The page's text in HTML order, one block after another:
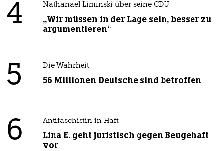
4 Nathanael Liminski über seine CDU
„Wir müssen in der Lage sein, besser zu
argumentieren“
5 Die Wahrheit
56 Millionen Deutsche sind betroffen
6 Antifaschistin in Haft
Lina E. geht juristisch gegen Beugehaft
vor